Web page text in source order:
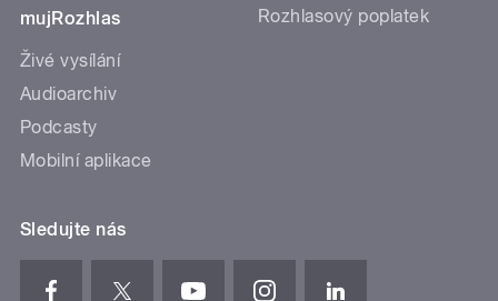
mujRozhlas
Živé vysílání
Audioarchiv
Podcasty
Mobilní aplikace
Rozhlasový poplatek
Sledujte nás